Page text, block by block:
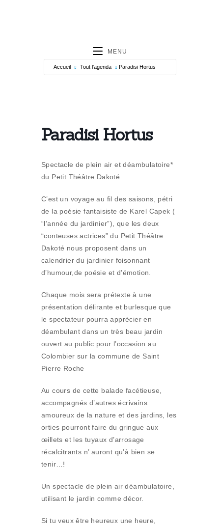
MENU
Accueil Tout l'agenda Paradisi Hortus
Paradisi Hortus
Spectacle de plein air et déambulatoire*
du Petit Théâtre Dakoté
C’est un voyage au fil des saisons, pétri
de la poésie fantaisiste de Karel Capek (
“l’année du jardinier”), que les deux
“conteuses actrices” du Petit Théâtre
Dakoté nous proposent dans un
calendrier du jardinier foisonnant
d’humour,de poésie et d’émotion.
Chaque mois sera prétexte à une
présentation délirante et burlesque que
le spectateur pourra apprécier en
déambulant dans un très beau jardin
ouvert au public pour l’occasion au
Colombier sur la commune de Saint
Pierre Roche
Au cours de cette balade facétieuse,
accompagnés d’autres écrivains
amoureux de la nature et des jardins, les
orties pourront faire du gringue aux
œillets et les tuyaux d’arrosage
récalcitrants n’ auront qu’à bien se
tenir…!
Un spectacle de plein air déambulatoire,
utilisant le jardin comme décor.
Si tu veux être heureux une heure,